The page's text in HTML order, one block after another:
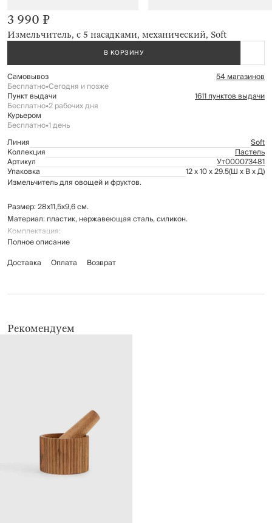
Измельчитель, с 5 насадками, механический, Soft
3 990 ₽
В КОРЗИНУ
Самовывоз 54 магазинов
Бесплатно•Сегодня и позже
Пункт выдачи 1611 пунктов выдачи
Бесплатно•2 рабочих дня
Курьером
Бесплатно•1 день
Линия
Soft
Коллекция Пастель
Артикул Ут000073481
Упаковка 12 x 10 x 29.5(Ш x В x Д)
Измельчитель для овощей и фруктов.
Размер: 28x11,5x9,6 см.
Материал: пластик, нержавеющая сталь, силикон.
Комплектация:
насадка для нарезки ломтиками - 1 штука
насадка для крупной шинковки - 1 штука
Рекомендуется мыть вручную с применением жидких моющих
Полное описание
Доставка
Оплата Возврат
Рекомендуем